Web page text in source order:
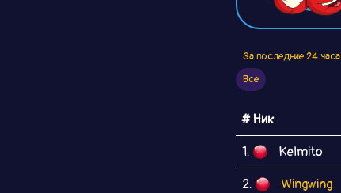
За последние 24 часа
Все
# Ник
1. Kelmito
2. Wingwing